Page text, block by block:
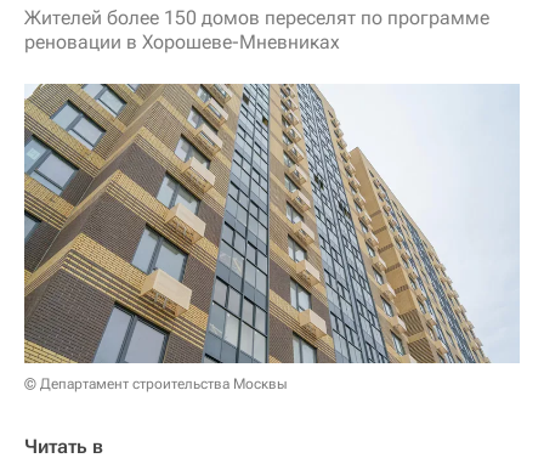
Жителей более 150 домов переселят по программе
реновации в Хорошеве-Мневниках
© Департамент строительства Москвы
Читать в